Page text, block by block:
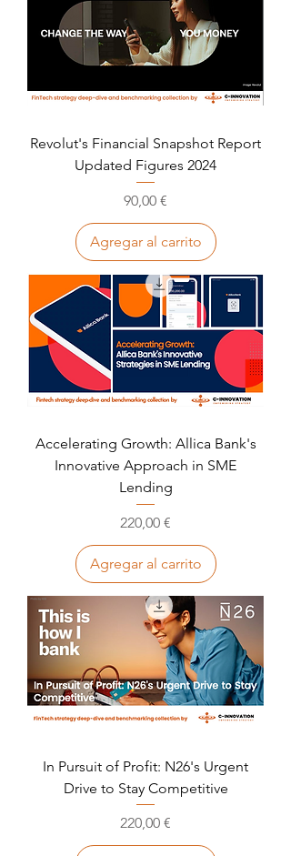
Revolut's Financial Snapshot Report
Updated Figures 2024
Precio
90,00 €
Agregar al carrito
Accelerating Growth: Allica Bank's
Innovative Approach in SME
Lending
Precio
220,00 €
Agregar al carrito
In Pursuit of Profit: N26's Urgent
Drive to Stay Competitive
Precio
220,00 €